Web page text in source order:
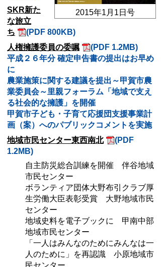
2015年1月1日号
SKR新た
な旅立
ち
(PDF 800KB)
人権擁護委員の委嘱
(PDF 1.2MB)
平成２６年分 確定申告書の提出はお早め
に
農業施策に関する建議を提出～甲賀市農
業委員会～里親フォーラム「地域で支え
る社会的な擁護」を開催
甲賀市子ども・子育て応援団支援事業計
画（案）へのパブリックコメントを実施
地域市民センター東西南北
(PDF
1.2MB)
自主防災総合訓練を開催 伴谷地域
市民センター
ボランティア団体大野布引クラブ厚
生労働大臣表彰受賞 大野地域市民
センター
地域史料を電子ブックに 甲南中部
地域市民センター
「一人はみんなのためにみんなは一
人のために」を再認識 小原地域市